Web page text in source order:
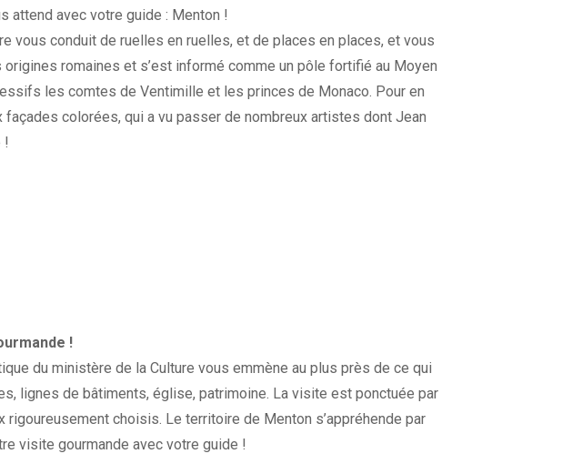
attend avec votre guide : Menton !
vous conduit de ruelles en ruelles, et de places en places, et vous
romaines et s’est informé comme un pôle fortifié au Moyen
les comtes de Ventimille et les princes de Monaco. Pour en
colorées, qui a vu passer de nombreux artistes dont Jean
!
!
du ministère de la Culture vous emmène au plus près de ce qui
lignes de bâtiments, église, patrimoine. La visite est ponctuée par
choisis. Le territoire de Menton s’appréhende par
visite gourmande avec votre guide !